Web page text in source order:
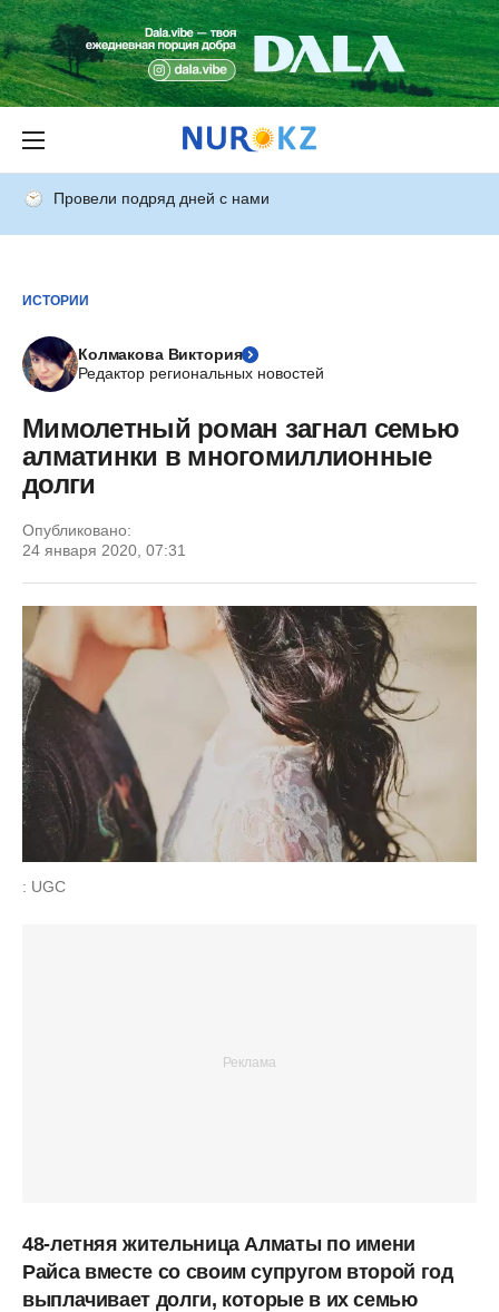
Провели подряд дней с нами
ИСТОРИИ
Колмакова Виктория
Редактор региональных новостей
Мимолетный роман загнал семью
алматинки в многомиллионные
долги
Опубликовано:
24 января 2020, 07:31
: UGC
48-летняя жительница Алматы по имени
Райса вместе со своим супругом второй год
выплачивает долги, которые в их семью